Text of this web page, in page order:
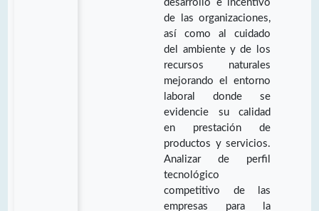
desarrollo e incentivo
de las organizaciones,
así como al cuidado
del ambiente y de los
recursos naturales
mejorando el entorno
laboral donde se
evidencie su calidad
en prestación de
productos y servicios.
Analizar de perfil
tecnológico
competitivo de las
empresas para la